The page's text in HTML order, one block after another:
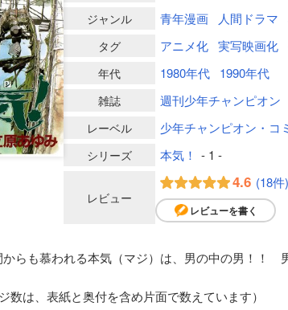
ジャンル 青年漫画 人間ドラマ
タグ アニメ化 実写映画化
年代 1980年代 1990年代
雑誌 週刊少年チャンピオン
レーベル 少年チャンピオン・コ
シリーズ 本気！ - 1 -
レビュー
4.6 (18件)
レビューを書く
らも慕われる本気（マジ）は、男の中の男！！
数は、表紙と奥付を含め片面で数えています）